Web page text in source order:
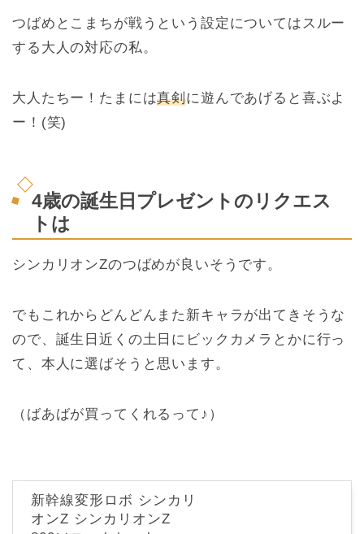
つばめとこまちが戦うという設定についてはスルー
する大人の対応の私。
大人たちー！たまには真剣に遊んであげると喜ぶよ
ー！(笑)
4歳の誕生日プレゼントのリクエス
トは
シンカリオンZのつばめが良いそうです。
でもこれからどんどんまた新キャラが出てきそうな
ので、誕生日近くの土日にビックカメラとかに行っ
て、本人に選ばそうと思います。
（ばあばが買ってくれるって♪）
新幹線変形ロボ シンカリ
オンZ シンカリオンZ